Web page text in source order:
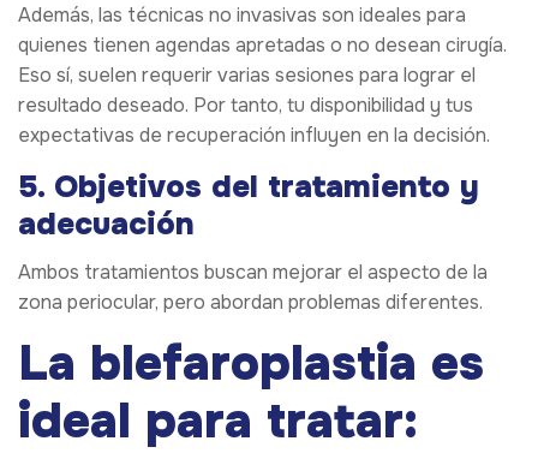
Además, las técnicas no invasivas son ideales para
quienes tienen agendas apretadas o no desean cirugía.
Eso sí, suelen requerir varias sesiones para lograr el
resultado deseado. Por tanto, tu disponibilidad y tus
expectativas de recuperación influyen en la decisión.
5. Objetivos del tratamiento y
adecuación
Ambos tratamientos buscan mejorar el aspecto de la
zona periocular, pero abordan problemas diferentes.
La blefaroplastia es
ideal para tratar: